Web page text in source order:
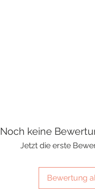
Noch keine
Jetzt die erste
Bewertung